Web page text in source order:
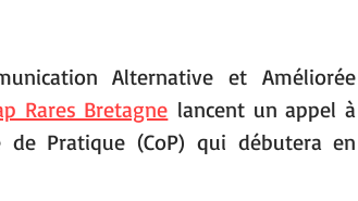
Alternative et Améliorée
Rares Bretagne lancent un appel à
Pratique (CoP) qui débutera en